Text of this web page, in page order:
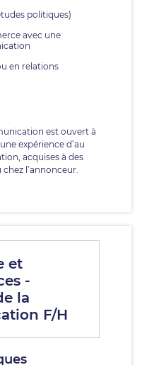
politiques)
avec une
en relations
est ouvert à
expérience d’au
acquises à des
l’annonceur.
et
-
la
F/H